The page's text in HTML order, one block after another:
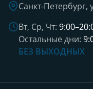
Санкт-Петербург,
Вт, Ср, Чт:
Остальные дни:
БЕЗ ВЫХОДНЫХ